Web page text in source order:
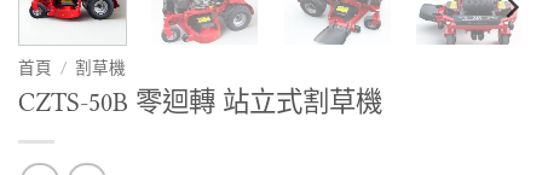
首頁 / 割草機
CZTS-50B 零迴轉 站立式割草機